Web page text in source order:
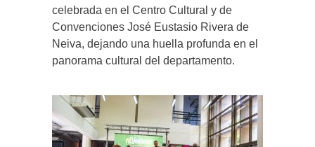
celebrada en el Centro Cultural y de
Convenciones José Eustasio Rivera de
Neiva, dejando una huella profunda en el
panorama cultural del departamento.